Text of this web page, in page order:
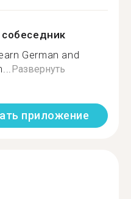
German and
Развернуть
приложение